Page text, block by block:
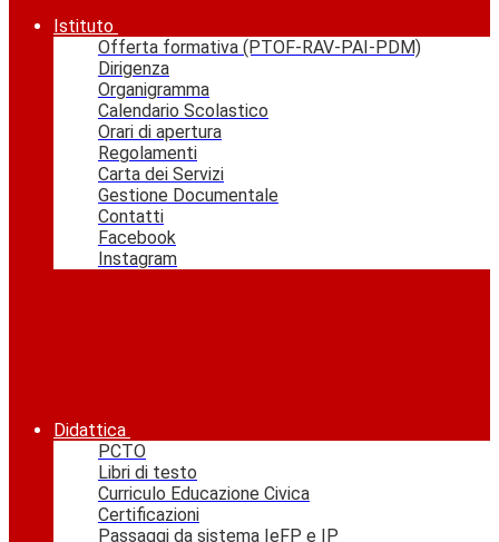
Istituto
Offerta formativa (PTOF-RAV-PAI-PDM)
Dirigenza
Organigramma
Calendario Scolastico
Orari di apertura
Regolamenti
Carta dei Servizi
Gestione Documentale
Contatti
Facebook
Instagram
Didattica
PCTO
Libri di testo
Curriculo Educazione Civica
Certificazioni
Passaggi da sistema IeFP e IP